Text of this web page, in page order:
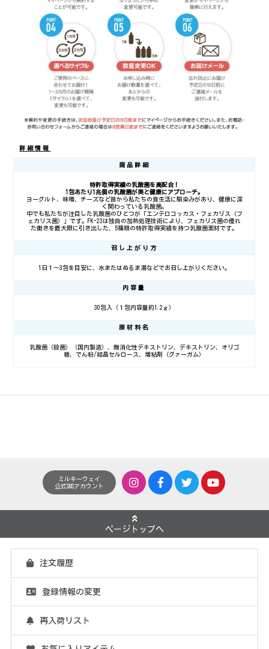
詳細情報
商品詳細
特許取得実績の乳酸菌を高配合！
1包あたり1兆個の乳酸菌が美と健康にアプローチ。
ヨーグルト、味噌、チーズなど昔から私たちの食生活に馴染みがあり、健康に深
く関わっている乳酸菌。
中でも私たちが注目した乳酸菌のひとつが「エンテロコッカス・フェカリス（フ
ェカリス菌）」です。FK-23は独自の加熱処理技術により、フェカリス菌の優れ
た働きを最大限に引き出した、5種類の特許取得実績を持つ乳酸菌素材です。
召し上がり方
1日１～3包を目安に、水またはぬるま湯などでお召し上がりください。
内容量
30包入（１包内容量約1.2ｇ）
原材料名
乳酸菌（殺菌）（国内製造）、難消化性デキストリン、デキストリン、オリゴ
糖、でん粉/結晶セルロース、増粘剤（グァーガム）
ミルキーウェイ
公式SNSアカウント
ページトップへ
注文履歴
登録情報の変更
再入荷リスト